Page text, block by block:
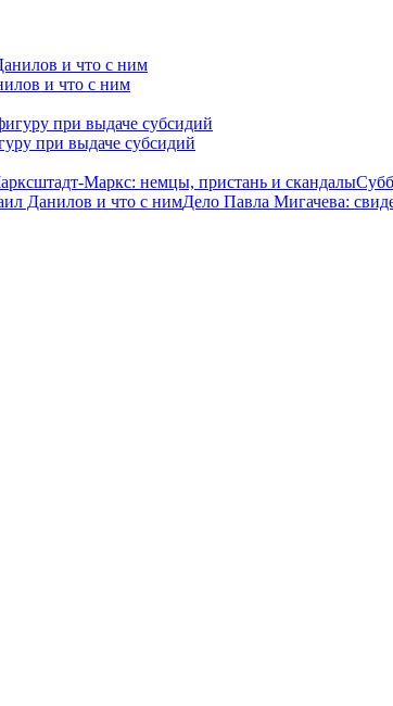
и что с ним
при выдаче субсидий
Маркс: немцы, пристань и скандалы
Данилов и что с нимДело Павла Мигачева: